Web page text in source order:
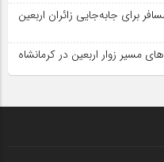
برای جابه‌جایی زائران اربعین